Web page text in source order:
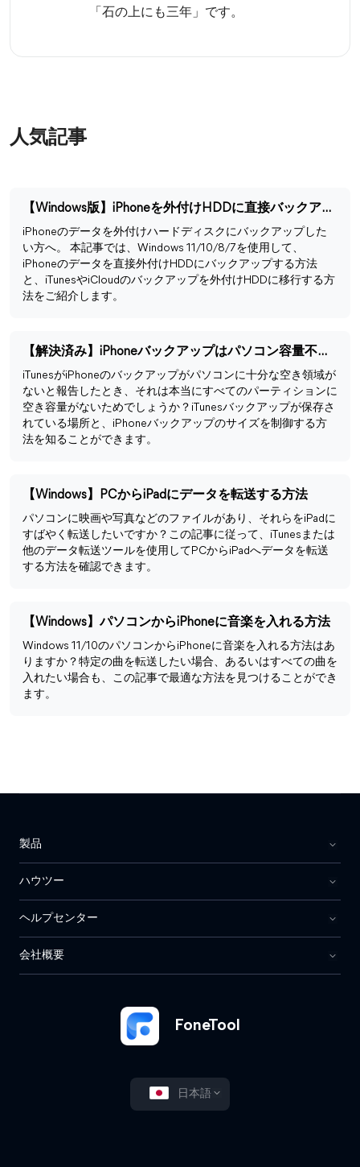
「石の上にも三年」です。
人気記事
【Windows版】iPhoneを外付けHDDに直接バックアップする方法
iPhoneのデータを外付けハードディスクにバックアップした
い方へ。 本記事では、Windows 11/10/8/7を使用して、
iPhoneのデータを直接外付けHDDにバックアップする方法
と、iTunesやiCloudのバックアップを外付けHDDに移行する方
法をご紹介します。
【解決済み】iPhoneバックアップはパソコン容量不足でできない
iTunesがiPhoneのバックアップがパソコンに十分な空き領域が
ないと報告したとき、それは本当にすべてのパーティションに
空き容量がないためでしょうか？iTunesバックアップが保存さ
れている場所と、iPhoneバックアップのサイズを制御する方
法を知ることができます。
【Windows】PCからiPadにデータを転送する方法
パソコンに映画や写真などのファイルがあり、それらをiPadに
すばやく転送したいですか？この記事に従って、iTunesまたは
他のデータ転送ツールを使用してPCからiPadへデータを転送
する方法を確認できます。
【Windows】パソコンからiPhoneに音楽を入れる方法
Windows 11/10のパソコンからiPhoneに音楽を入れる方法はあ
りますか？特定の曲を転送したい場合、あるいはすべての曲を
入れたい場合も、この記事で最適な方法を見つけることができ
ます。
FoneTool
日本語
製品
ハウツー
ヘルプセンター
会社概要